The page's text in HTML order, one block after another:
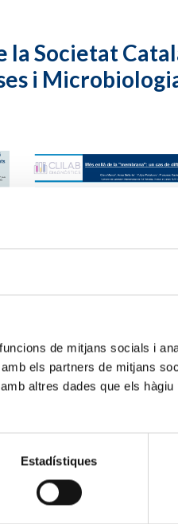
de mitjans socials i
els partners de mitjans
altres dades que els
Estadístiques
la Societat
i